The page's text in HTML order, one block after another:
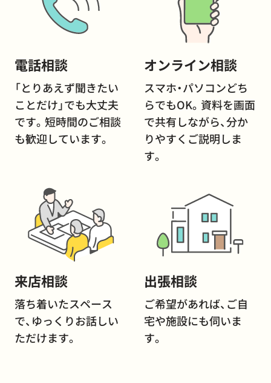
電話相談
「とりあえず聞きたい
ことだけ」でも大丈夫
です。短時間のご相談
も歓迎しています。
オンライン相談
スマホ・パソコンどち
らでもOK。資料を画面
で共有しながら、分か
りやすくご説明しま
す。
来店相談
落ち着いたスペース
で、ゆっくりお話しい
ただけます。
出張相談
ご希望があれば、ご自
宅や施設にも伺いま
す。